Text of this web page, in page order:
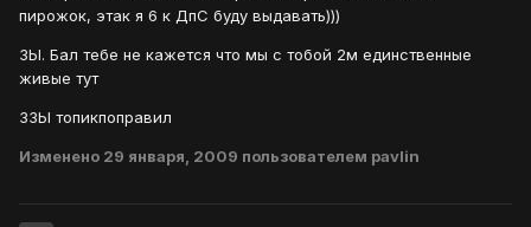
пирожок, этак я 6 к ДпС буду выдавать)))
ЗЫ. Бал тебе не кажется что мы с тобой 2м единственные
живые тут
ЗЗЫ топикпоправил
Изменено 29 января, 2009 пользователем pavlin